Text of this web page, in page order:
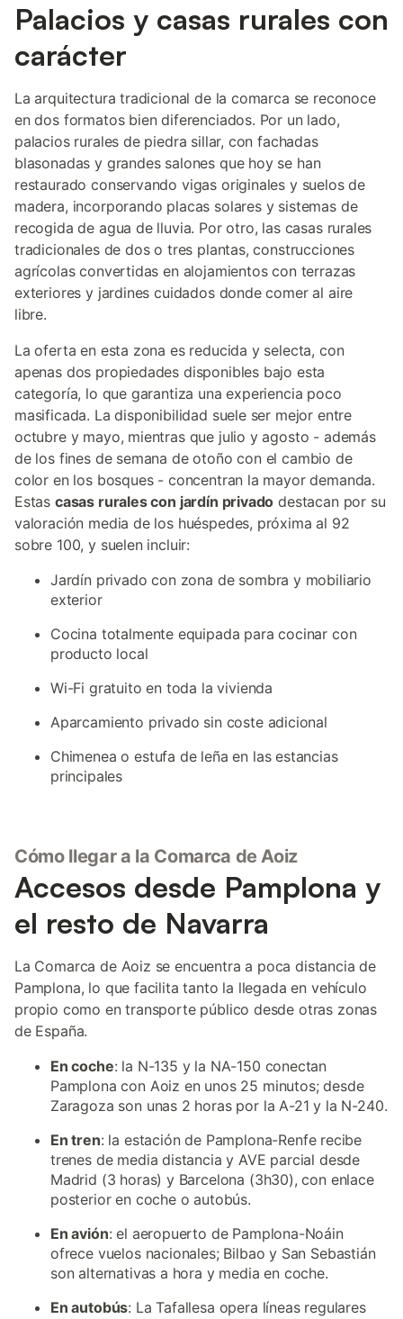
Palacios y casas rurales con
carácter
La arquitectura tradicional de la comarca se reconoce
en dos formatos bien diferenciados. Por un lado,
palacios rurales de piedra sillar, con fachadas
blasonadas y grandes salones que hoy se han
restaurado conservando vigas originales y suelos de
madera, incorporando placas solares y sistemas de
recogida de agua de lluvia. Por otro, las casas rurales
tradicionales de dos o tres plantas, construcciones
agrícolas convertidas en alojamientos con terrazas
exteriores y jardines cuidados donde comer al aire
libre.
La oferta en esta zona es reducida y selecta, con
apenas dos propiedades disponibles bajo esta
categoría, lo que garantiza una experiencia poco
masificada. La disponibilidad suele ser mejor entre
octubre y mayo, mientras que julio y agosto - además
de los fines de semana de otoño con el cambio de
color en los bosques - concentran la mayor demanda.
Estas casas rurales con jardín privado destacan por su
valoración media de los huéspedes, próxima al 92
sobre 100, y suelen incluir:
Jardín privado con zona de sombra y mobiliario
exterior
Cocina totalmente equipada para cocinar con
producto local
Wi-Fi gratuito en toda la vivienda
Aparcamiento privado sin coste adicional
Chimenea o estufa de leña en las estancias
principales
Cómo llegar a la Comarca de Aoiz
Accesos desde Pamplona y
el resto de Navarra
La Comarca de Aoiz se encuentra a poca distancia de
Pamplona, lo que facilita tanto la llegada en vehículo
propio como en transporte público desde otras zonas
de España.
En coche: la N-135 y la NA-150 conectan
Pamplona con Aoiz en unos 25 minutos; desde
Zaragoza son unas 2 horas por la A-21 y la N-240.
En tren: la estación de Pamplona-Renfe recibe
trenes de media distancia y AVE parcial desde
Madrid (3 horas) y Barcelona (3h30), con enlace
posterior en coche o autobús.
En avión: el aeropuerto de Pamplona-Noáin
ofrece vuelos nacionales; Bilbao y San Sebastián
son alternativas a hora y media en coche.
En autobús: La Tafallesa opera líneas regulares